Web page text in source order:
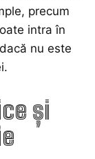
precum
intra în
nu este
și